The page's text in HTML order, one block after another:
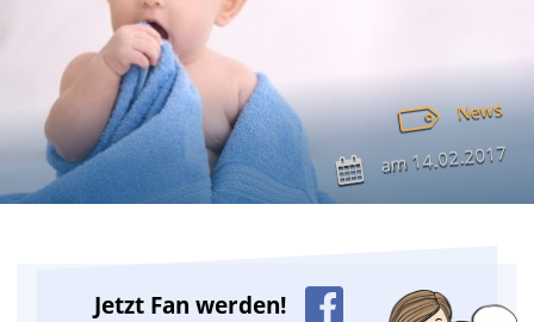
News
am14.02.2017
Jetzt Fan werden!